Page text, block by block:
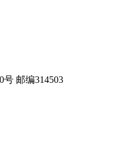
邮编314503